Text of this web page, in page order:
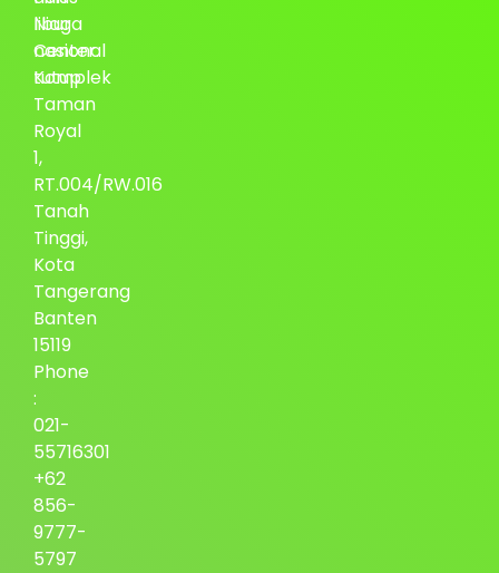
Niaga
Center.
Komplek
Taman
Royal
1,
RT.004/RW.016
Tanah
Tinggi,
Kota
Tangerang
Banten
15119
Phone
:
021-
55716301
+62
856-
9777-
5797
libur
nasional
tutup